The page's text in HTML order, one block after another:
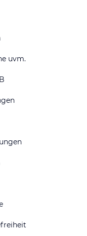
uvm.